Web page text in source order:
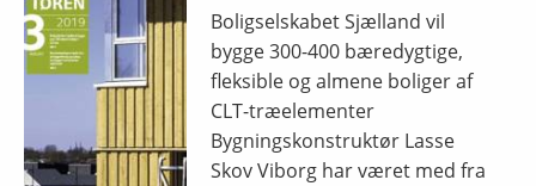
Boligselskabet Sjælland vil
bygge 300-400 bæredygtige,
fleksible og almene boliger af
CLT-træelementer
Bygningskonstruktør Lasse
Skov Viborg har været med fra